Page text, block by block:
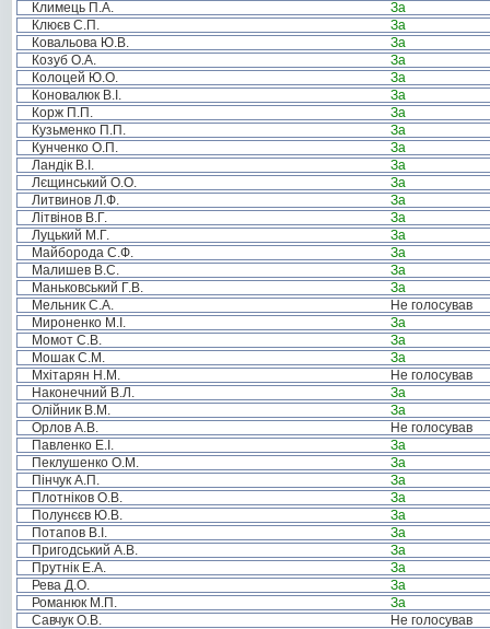
Климець П.А.
За
Клюєв С.П.
За
Ковальова Ю.В.
За
Козуб О.А.
За
Колоцей Ю.О.
За
Коновалюк В.І.
За
Корж П.П.
За
Кузьменко П.П.
За
Кунченко О.П.
За
Ландік В.І.
За
Лєщинський О.О.
За
Литвинов Л.Ф.
За
Літвінов В.Г.
За
Луцький М.Г.
За
Майборода С.Ф.
За
Малишев В.С.
За
Маньковський Г.В.
За
Мельник С.А.
Не голосував
Мироненко М.І.
За
Момот С.В.
За
Мошак С.М.
За
Мхітарян Н.М.
Не голосував
Наконечний В.Л.
За
Олійник В.М.
За
Орлов А.В.
Не голосував
Павленко Е.І.
За
Пеклушенко О.М.
За
Пінчук А.П.
За
Плотніков О.В.
За
Полунєєв Ю.В.
За
Потапов В.І.
За
Пригодський А.В.
За
Прутнік Е.А.
За
Рева Д.О.
За
Романюк М.П.
За
Савчук О.В.
Не голосував